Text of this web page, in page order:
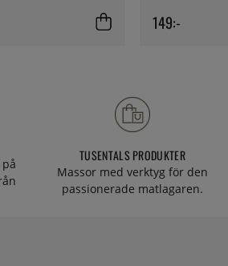
149:-
TUSENTALS PRODUKTER
Massor med verktyg för den
passionerade matlagaren.